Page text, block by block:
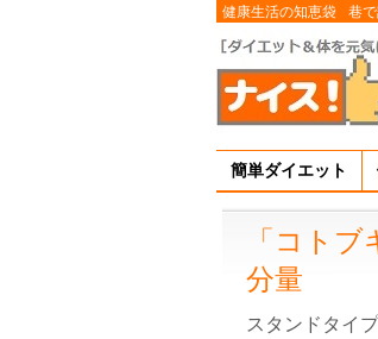
健康生活の知恵袋 巷
簡単ダイエット
「コト
分量
スタンドタイ